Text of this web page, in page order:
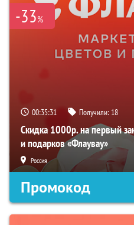
-33%
00:35:30 Получили: 18
Скидка 1000р. на первый
и подарков «Флаувау»
Россия
Промокод